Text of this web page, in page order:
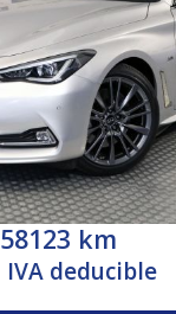
58123 km
IVA deducible